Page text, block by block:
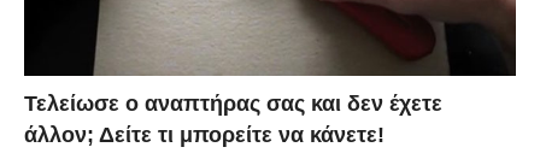
Τελείωσε ο αναπτήρας σας και δεν έχετε
άλλον; Δείτε τι μπορείτε να κάνετε!